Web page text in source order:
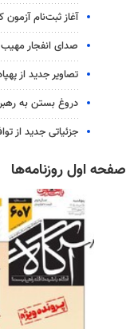
آغاز ثبت‌نام‌
صدای انفجار
تصاویر جدید از
دروغ بستن به
جزئیاتی جدید از
صفحه اول روزنامه‌ها